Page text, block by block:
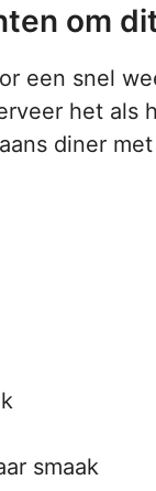
om
een snel
het als
diner met
smaak